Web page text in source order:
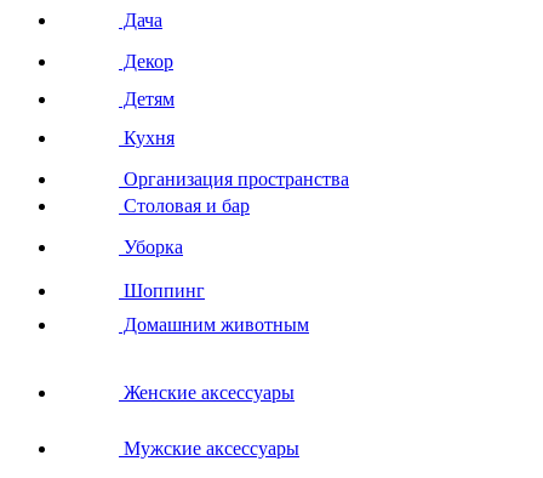
Дача
Декор
Детям
Кухня
Организация пространства
Столовая и бар
Уборка
Шоппинг
Домашним животным
Женские аксессуары
Мужские аксессуары